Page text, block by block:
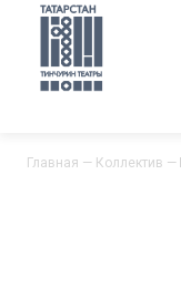
Главная — Коллектив —